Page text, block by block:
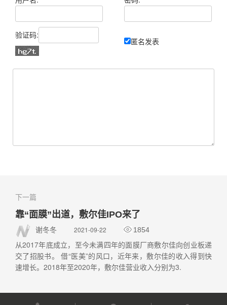
验证码:
匿名发表
下一篇
靠“面膜”出道，敷尔佳IPO来了
谢冬冬 2021-09-22 1854
从2017年底成立，至今未满四年的面膜厂商敷尔佳向创业板递
交了招股书。 借“医美”的风口，近年来，敷尔佳的收入得到快
速增长。2018年至2020年，敷尔佳营业收入分别为3.